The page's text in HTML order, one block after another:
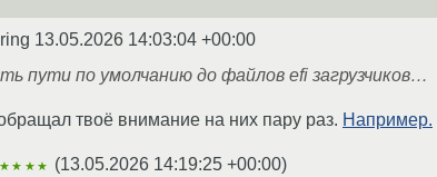
13.05.2026 14:03:04 +00:00
пути по умолчанию до файлов efi загрузчиков…
твоё внимание на них пару раз. Например.
(13.05.2026 14:19:25 +00:00)